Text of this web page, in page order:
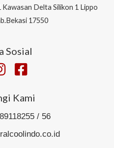
Delta Silikon 1 Lippo
17550
Sosial
Kami
/ 56